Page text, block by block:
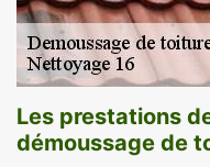
Les prestations
démoussage de